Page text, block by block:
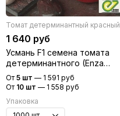
Томат детерминантный красный
1 640 руб
Усмань F1 семена томата
детерминантного (Enza
Zaden / Энза Заден)
От 5 шт — 1 591 руб
От 10 шт — 1 558 руб
Упаковка